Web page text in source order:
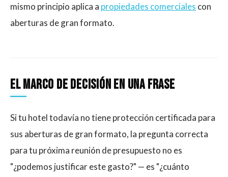
mismo principio aplica a propiedades comerciales con
aberturas de gran formato.
El Marco De Decisión En Una Frase
Si tu hotel todavía no tiene protección certificada para
sus aberturas de gran formato, la pregunta correcta
para tu próxima reunión de presupuesto no es
"¿podemos justificar este gasto?" — es "¿cuánto